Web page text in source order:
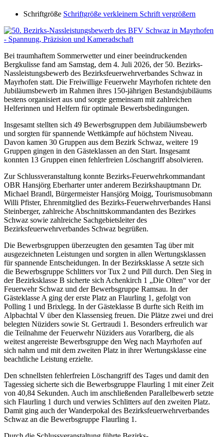
Schriftgröße Schriftgröße verkleinern Schrift vergrößern
Bei traumhaftem Sommerwetter und einer beeindruckenden
Bergkulisse fand am Samstag, dem 4. Juli 2026, der 50. Bezirks-
Nassleistungsbewerb des Bezirksfeuerwehrverbandes Schwaz in
Mayrhofen statt. Die Freiwillige Feuerwehr Mayrhofen richtete den
Jubiläumsbewerb im Rahmen ihres 150-jährigen Bestandsjubiläums
bestens organisiert aus und sorgte gemeinsam mit zahlreichen
Helferinnen und Helfern für optimale Bewerbsbedingungen.
Insgesamt stellten sich 49 Bewerbsgruppen dem Jubiläumsbewerb
und sorgten für spannende Wettkämpfe auf höchstem Niveau.
Davon kamen 30 Gruppen aus dem Bezirk Schwaz, weitere 19
Gruppen gingen in den Gästeklassen an den Start. Insgesamt
konnten 13 Gruppen einen fehlerfreien Löschangriff absolvieren.
Zur Schlussveranstaltung konnte Bezirks-Feuerwehrkommandant
OBR Hansjörg Eberharter unter anderem Bezirkshauptmann Dr.
Michael Brandl, Bürgermeister Hansjörg Moigg, Tourismusobmann
Willi Pfister, Ehrenmitglied des Bezirks-Feuerwehrverbandes Hansi
Steinberger, zahlreiche Abschnittskommandanten des Bezirkes
Schwaz sowie zahlreiche Sachgebietsleiter des
Bezirksfeuerwehrverbandes Schwaz begrüßen.
Die Bewerbsgruppen überzeugten den gesamten Tag über mit
ausgezeichneten Leistungen und sorgten in allen Wertungsklassen
für spannende Entscheidungen. In der Bezirksklasse A setzte sich
die Bewerbsgruppe Schlitters vor Tux 2 und Pill durch. Den Sieg in
der Bezirksklasse B sicherte sich Achenkirch 1 „Die Olten“ vor der
Feuerwehr Schwaz und der Bewerbsgruppe Ramsau. In der
Gästeklasse A ging der erste Platz an Flaurling 1, gefolgt von
Polling 1 und Brixlegg. In der Gästeklasse B durfte sich Reith im
Alpbachtal V über den Klassensieg freuen. Die Plätze zwei und drei
belegten Nüziders sowie St. Gertraudi 1. Besonders erfreulich war
die Teilnahme der Feuerwehr Nüziders aus Vorarlberg, die als
weitest angereiste Bewerbsgruppe den Weg nach Mayrhofen auf
sich nahm und mit dem zweiten Platz in ihrer Wertungsklasse eine
beachtliche Leistung erzielte.
Den schnellsten fehlerfreien Löschangriff des Tages und damit den
Tagessieg sicherte sich die Bewerbsgruppe Flaurling 1 mit einer Zeit
von 40,84 Sekunden. Auch im anschließenden Parallelbewerb setzte
sich Flaurling 1 durch und verwies Schlitters auf den zweiten Platz.
Damit ging auch der Wanderpokal des Bezirksfeuerwehrverbandes
Schwaz an die Bewerbsgruppe Flaurling 1.